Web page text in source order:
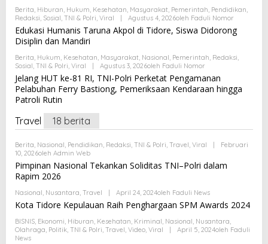
Berita, Hiburan, Hukum, Kesehatan, Masyarakat, Pemerintah, Pendidikan,
Redaksi, Sosial, TNI & Polri, Viral Agustus 4, 2026Oleh Faduli Nomor
Edukasi Humanis Taruna Akpol di Tidore, Siswa Didorong
Disiplin dan Mandiri
Berita, Hukum, Kesehatan, Masyarakat, Nasional, Pemerintah, Redaksi,
Sosial, TNI & Polri, Viral Agustus 3, 2026Oleh Faduli Nomor
Jelang HUT ke-81 RI, TNI-Polri Perketat Pengamanan
Pelabuhan Ferry Bastiong, Pemeriksaan Kendaraan hingga
Patroli Rutin
Travel 18 berita
Berita, Nasional, Pendidikan, Redaksi, TNI & Polri, Travel, Viral
Februari
10, 2026Oleh Admin Web
Pimpinan Nasional Tekankan Soliditas TNI–Polri dalam
Rapim 2026
Nasional, Nusantara, Travel April 24, 2024Oleh Faduli News
Kota Tidore Kepulauan Raih Penghargaan SPM Awards 2024
BISNIS, Ekonomi, Hiburan, Kesehatan, Kriminal, Nasional, Nusantara,
Olahraga, Politik, TNI & Polri, Travel, Video, Viral April 5, 2024Oleh Faduli
News